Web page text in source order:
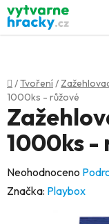
Přejít
na
obsah
Domů
/Tvoření/
1000ks - růžové
1000ks -
Průměrné
hodnocení
Neohodnoceno
Značka: Playbox